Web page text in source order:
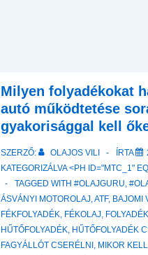
Milyen folyadékokat
autó működtetése
gyakorisággal kell
SZERZŐ: OLAJOS VILI ÍRTA
KATEGORIZÁLVA <PH ID="MTC_1"
TAGGED WITH#OLAJGURU,
ÁSVÁNYI MOTOROLAJ,ATF, BAJOMI
FÉKFOLYADÉK, FÉKOLAJ,
HŰTŐFOLYADÉK, HŰTŐFOLYADÉK
FAGYÁLLÓT CSERÉLNI , MIKOR